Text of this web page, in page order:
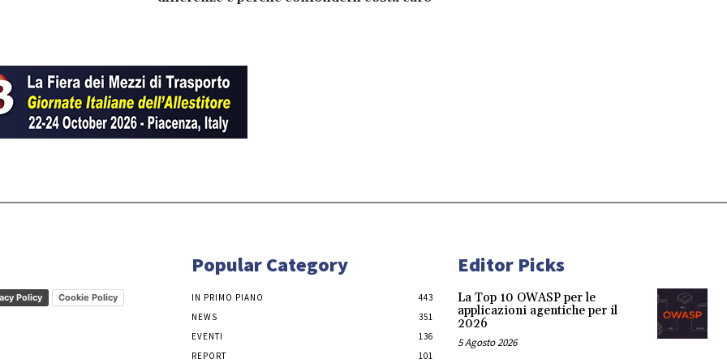
Policy Cookie Policy
Popular Category
IN PRIMO PIANO
443
NEWS
351
EVENTI
136
REPORT
101
Editor Picks
La Top 10 OWASP per le
applicazioni agentiche per il
2026
5 Agosto 2026